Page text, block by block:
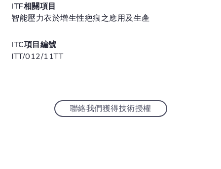
ITF相關項目
智能壓力衣於增生性疤痕之應用及生產
ITC項目編號
ITT/012/11TT
聯絡我們獲得技術授權